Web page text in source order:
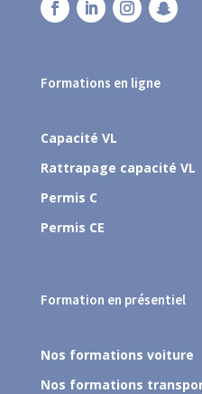
Formations en ligne
Capacité VL
Rattrapage capacité VL
Permis C
Permis CE
Formation en présentiel
Nos formations voiture
Nos formations